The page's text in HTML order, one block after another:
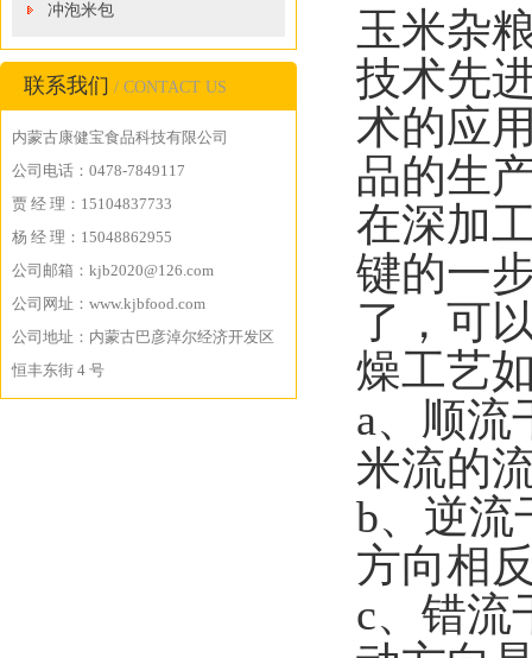
冲泡米包
联系我们 / CONTACT US
内蒙古康健宝食品科技有限公司
公司电话：0478-7849117
贾 经 理：15104837733
杨 经 理：15048862955
公司邮箱：kjb2020@126.com
公司网址：www.kjbfood.com
公司地址：内蒙古巴彦淖尔经济开发区
恒丰东街 4 号
玉米杂
技术先
术的应
品的生
在深加
键的一
了，可
燥工艺
a、顺流
米流的
b、逆流
方向相
c、错流